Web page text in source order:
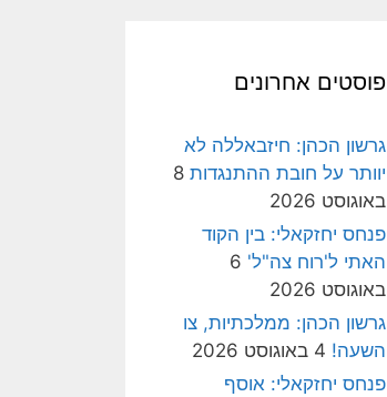
פוסטים אחרונים
גרשון הכהן: חיזבאללה לא
יוותר על חובת ההתנגדות 8
באוגוסט 2026
פנחס יחזקאלי: בין הקוד
האתי ל'רוח צה"ל' 6
באוגוסט 2026
גרשון הכהן: ממלכתיות, צו
השעה! 4 באוגוסט 2026
פנחס יחזקאלי: אוסף